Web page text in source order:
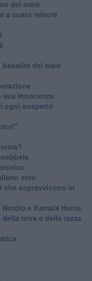
del mare
a costo minore
del male
innocenza
ogni sospetto
vero
che sopravvivono in
e Kamala Harris
terra e della razza